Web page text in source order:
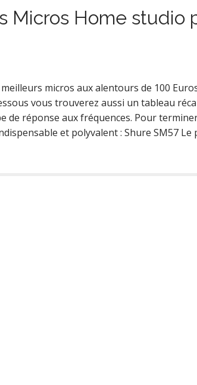
Micros Home studio
micros aux alentours de 100
vous trouverez aussi un tableau
de réponse aux fréquences. Pour
et polyvalent : Shure SM57 Le